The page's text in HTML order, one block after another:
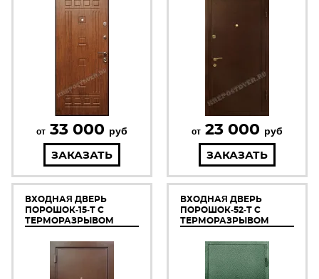
от 33 000 руб
ЗАКАЗАТЬ
от 23 000 руб
ЗАКАЗАТЬ
ВХОДНАЯ ДВЕРЬ
ПОРОШОК-15-Т С
ТЕРМОРАЗРЫВОМ
ВХОДНАЯ ДВЕРЬ
ПОРОШОК-52-Т С
ТЕРМОРАЗРЫВОМ